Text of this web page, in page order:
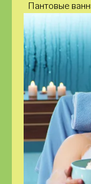
Пантовые